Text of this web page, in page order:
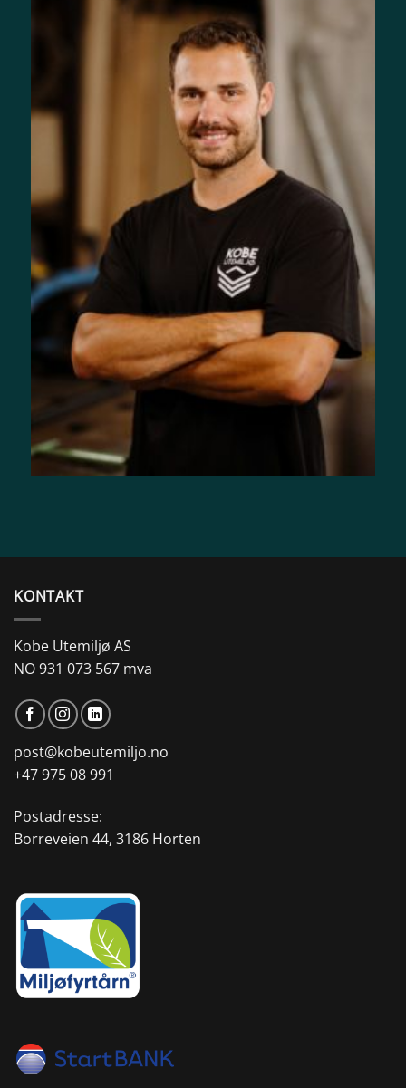
KONTAKT
Kobe Utemiljø AS
NO 931 073 567 mva
post@kobeutemiljo.no
+47 975 08 991
Postadresse:
Borreveien 44, 3186 Horten